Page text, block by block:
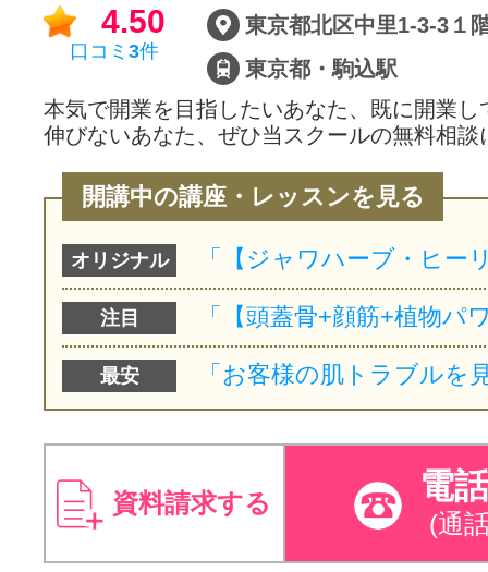
4.50
口コミ 3件
東京都北区中里1-3-3１
東京都・駒込駅
本気で開業を目指したいあなた、既に開業し
伸びないあなた、ぜひ当スクールの無料相
開講中の講座・レッスンを見る
オリジナル
注目
最安
資料請求する 電
(通